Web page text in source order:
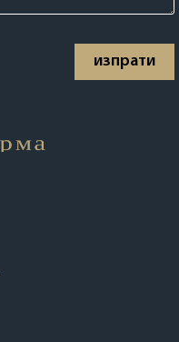
изпрати